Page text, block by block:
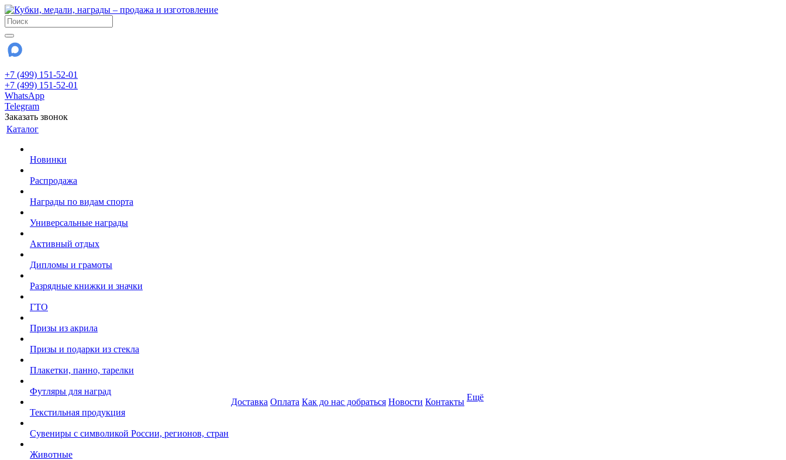
+7 (499) 151-52-01
+7 (499) 151-52-01
WhatsApp
Telegram
Заказать звонок
Каталог
Новинки
Распродажа
Награды по видам спорта
Универсальные награды
Активный отдых
Дипломы и грамоты
Разрядные книжки и значки
ГТО
Призы из акрила
Призы и подарки из стекла
Плакетки, панно, тарелки
Футляры для наград
Текстильная продукция
Сувениры с символикой России, регионов, стран
Животные
Доставка Оплата Как до нас добраться Новости Контакты Ещё